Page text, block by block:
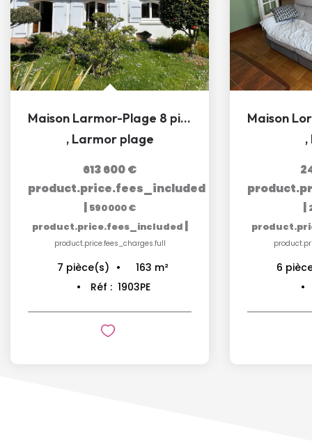
Maison Larmor-Plage 8 pièce(s) 165 m2 habitables
, Larmor plage
613 600 €
product.price.fees_included
| 590 000 €
product.price.fees_included |
product.price.fees_charges.full
7 pièce(s) 163 m²
Réf : 1903PE
,
|
6